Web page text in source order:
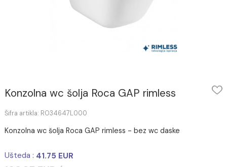
Konzolna wc šolja Roca GAP rimless
Konzolna wc šolja Roca GAP rimless - bez wc daske